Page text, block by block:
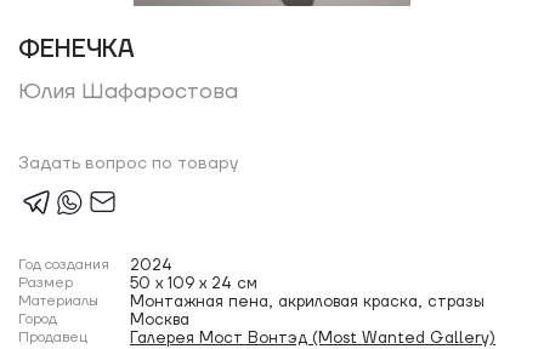
ФЕНЕЧКА
Юлия Шафаростова
Задать вопрос по товару
Год создания 2024
Размер 50 x 109 x 24 см
Материалы Монтажная пена, акриловая краска, стразы
Город Москва
Продавец Галерея Мост Вонтэд (Most Wanted Gallery)